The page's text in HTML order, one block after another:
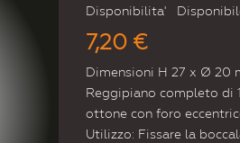
Disponibilita'
7,20 €
Dimensioni H 27 x Ø 20
Reggipiano completo di
ottone con foro
Utilizzo: Fissare la